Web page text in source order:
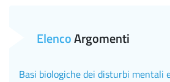
ElencoArgomenti
Basi biologiche dei disturbi mentali